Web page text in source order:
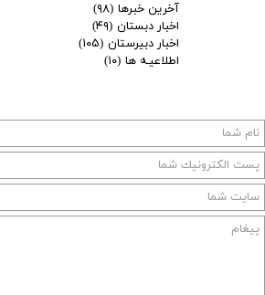
آخرین خبرها (۹۸)
اخبار دبستان (۴۹)
اخبار دبیرستان (۱۰۵)
اطلاعیـه ها (۱۰)